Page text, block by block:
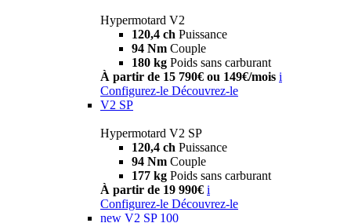
Hypermotard V2
120,4 ch Puissance
94 Nm Couple
180 kg Poids sans carburant
À partir de 15 790€ ou 149€/mois i
Configurez-le Découvrez-le
V2 SP
Hypermotard V2 SP
120,4 ch Puissance
94 Nm Couple
177 kg Poids sans carburant
À partir de 19 990€ i
Configurez-le Découvrez-le
new V2 SP 100